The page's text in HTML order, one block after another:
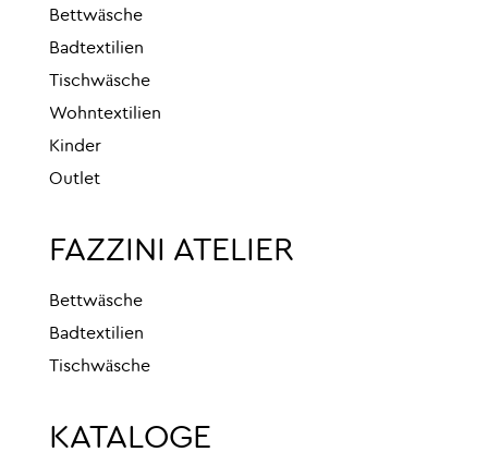
Bettwäsche
Badtextilien
Tischwäsche
Wohntextilien
Kinder
Outlet
FAZZINI ATELIER
Bettwäsche
Badtextilien
Tischwäsche
KATALOGE